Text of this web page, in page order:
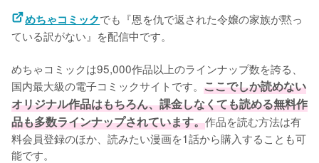
めちゃコミックでも『恩を仇で返された令嬢の家族が黙っ
ている訳がない』を配信中です。
めちゃコミックは95,000作品以上のラインナップ数を誇る、
国内最大級の電子コミックサイトです。 ここでしか読めない
オリジナル作品はもちろん、課金しなくても読める無料作
品も多数ラインナップされています。作品を読む方法は有
料会員登録のほか、読みたい漫画を1話から購入することも可
能です。